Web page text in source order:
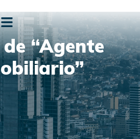
“Agente